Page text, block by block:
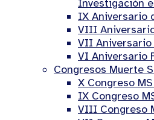
Investigación
IX Aniversario
VIII
VII Aniversario
VI Aniversario
Congresos Muerte
X Congreso
IX Congreso
VIII Congreso